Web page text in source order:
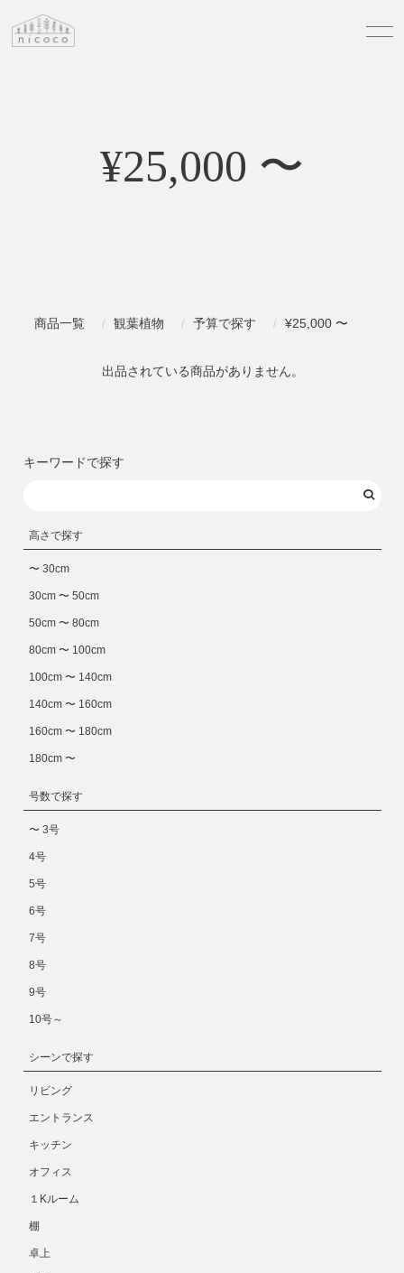
¥25,000 〜
商品一覧 観葉植物 予算で探す ¥25,000 〜
出品されている商品がありません。
キーワードで探す
高さで探す
〜 30cm
30cm 〜 50cm
50cm 〜 80cm
80cm 〜 100cm
100cm 〜 140cm
140cm 〜 160cm
160cm 〜 180cm
180cm 〜
号数で探す
〜 3号
4号
5号
6号
7号
8号
9号
10号～
シーンで探す
リビング
エントランス
キッチン
オフィス
１Kルーム
棚
卓上